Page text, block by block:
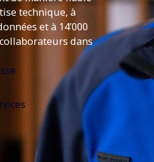
technique, à
et à 14’000
dans